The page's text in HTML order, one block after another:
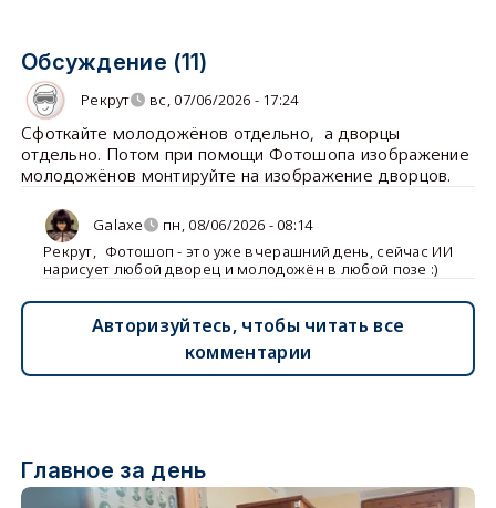
Обсуждение (11)
Рекрут вс, 07/06/2026 - 17:24
Сфоткайте молодожёнов отдельно, а дворцы
отдельно. Потом при помощи Фотошопа изображение
молодожёнов монтируйте на изображение дворцов.
Galaxe
пн, 08/06/2026 - 08:14
Рекрут, Фотошоп - это уже вчерашний день, сейчас ИИ
нарисует любой дворец и молодожён в любой позе :)
Авторизуйтесь, чтобы читать все
комментарии
Главное за день